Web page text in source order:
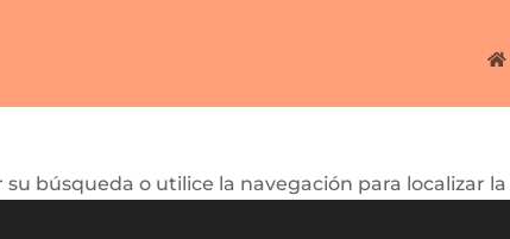
búsqueda o utilice la navegación para localizar